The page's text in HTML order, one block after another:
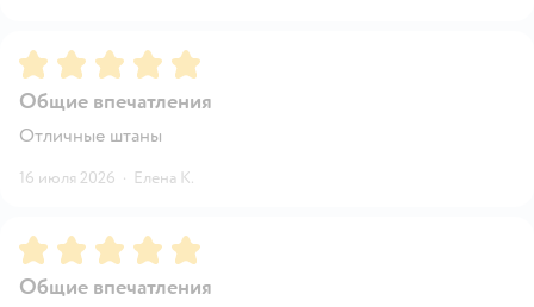
Рейтинг:5
Общие впечатления
Отличные штаны
16 июля 2026 · Елена К.
Рейтинг:5
Общие впечатления